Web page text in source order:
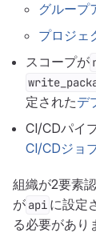
グループ
プロジェ
スコープが
定されたデ
CI/CDパイ
CI/CDジョ
組織が2要素
が api に設定
る必要があり